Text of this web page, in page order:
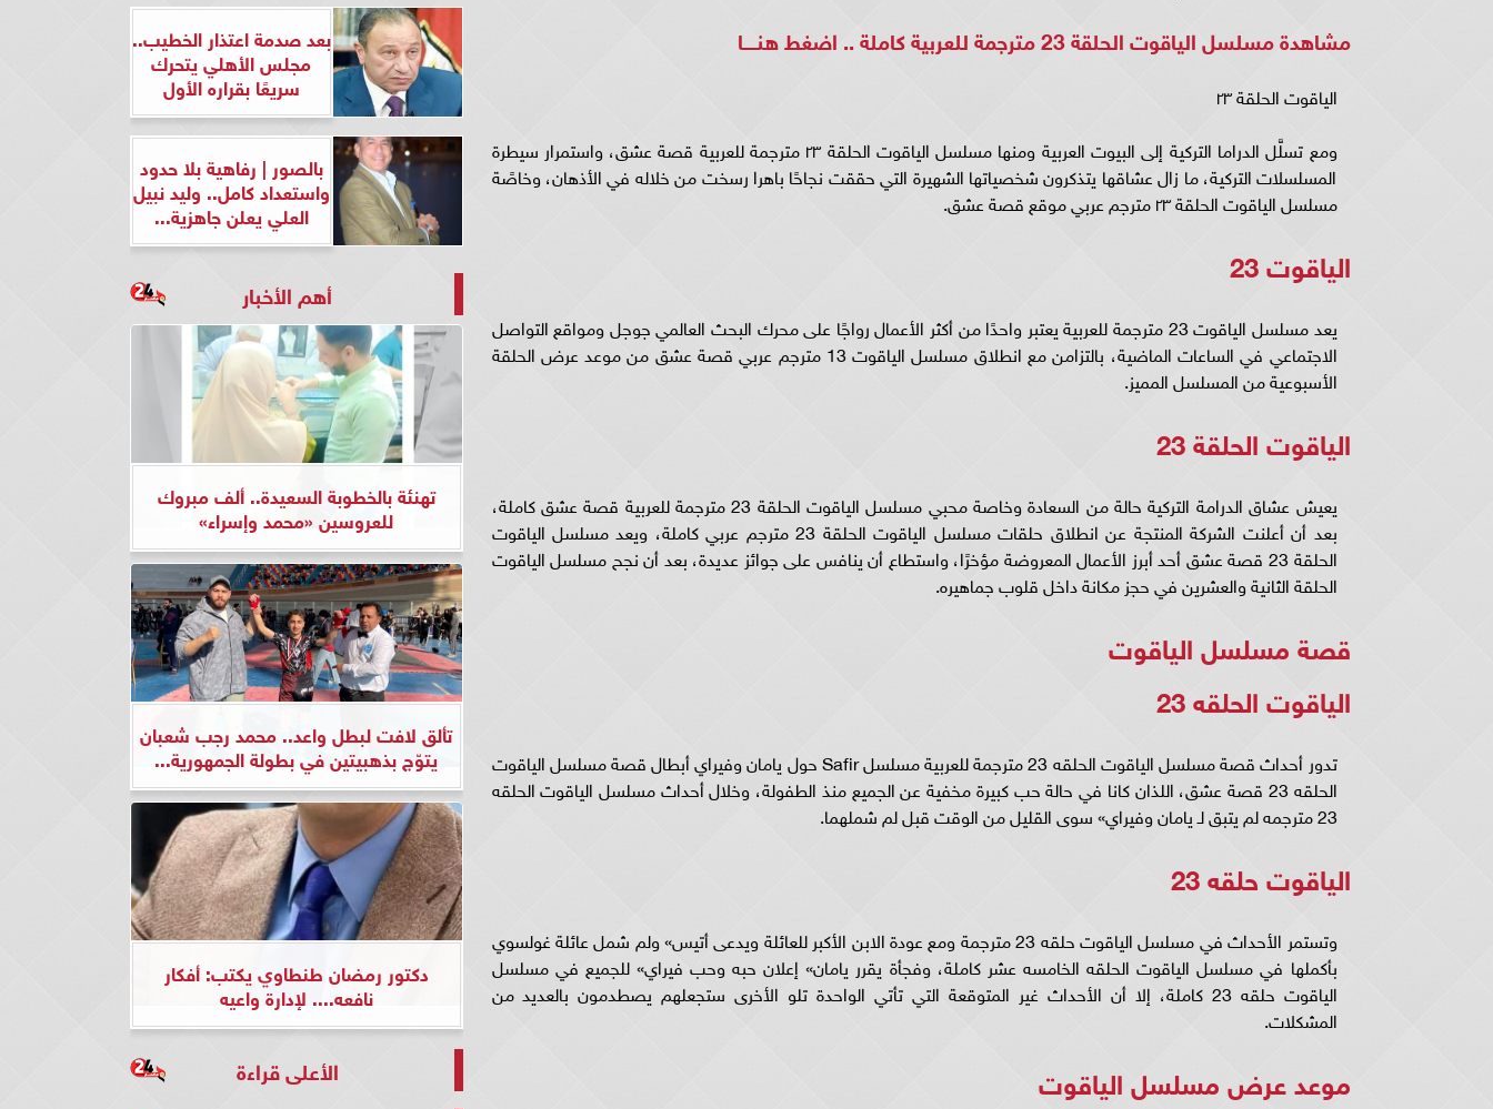
مشاهدة مسلسل الياقوت الحلقة 23 مترجمة للعربية كاملة .. اضغط هنــــا
الياقوت الحلقة ٢٣
ومع تسلَّل الدراما التركية إلى البيوت العربية ومنها مسلسل الياقوت الحلقة ٢٣ مترجمة للعربية قصة عشق، واستمرار سيطرة
المسلسلات التركية، ما زال عشاقها يتذكرون شخصياتها الشهيرة التي حققت نجاحًا باهرا رسخت من خلاله في الأذهان، وخاصًة
مسلسل الياقوت الحلقة ٢٣ مترجم عربي موقع قصة عشق.
الياقوت 23
يعد مسلسل الياقوت 23 مترجمة للعربية يعتبر واحدًا من أكثر الأعمال رواجًا على محرك البحث العالمي جوجل ومواقع التواصل
الاجتماعي في الساعات الماضية، بالتزامن مع انطلاق مسلسل الياقوت 13 مترجم عربي قصة عشق من موعد عرض الحلقة
الأسبوعية من المسلسل المميز.
الياقوت الحلقة 23
يعيش عشاق الدرامة التركية حالة من السعادة وخاصة محبي مسلسل الياقوت الحلقة 23 مترجمة للعربية قصة عشق كاملة،
بعد أن أعلنت الشركة المنتجة عن انطلاق حلقات مسلسل الياقوت الحلقة 23 مترجم عربي كاملة، ويعد مسلسل الياقوت
الحلقة 23 قصة عشق أحد أبرز الأعمال المعروضة مؤخرًا، واستطاع أن ينافس على جوائز عديدة، بعد أن نجح مسلسل الياقوت
الحلقة الثانية والعشرين في حجز مكانة داخل قلوب جماهيره.
قصة مسلسل الياقوت
الياقوت الحلقه 23
تدور أحداث قصة مسلسل الياقوت الحلقه 23 مترجمة للعربية مسلسل Safir حول يامان وفيراي أبطال قصة مسلسل الياقوت
الحلقه 23 قصة عشق، اللذان كانا في حالة حب كبيرة مخفية عن الجميع منذ الطفولة، وخلال أحداث مسلسل الياقوت الحلقه
23 مترجمه لم يتبق لـ يامان وفيراي» سوى القليل من الوقت قبل لم شملهما.
الياقوت حلقه 23
وتستمر الأحداث في مسلسل الياقوت حلقه 23 مترجمة ومع عودة الابن الأكبر للعائلة ويدعى أتيس» ولم شمل عائلة غولسوي
بأكملها في مسلسل الياقوت الحلقه الخامسه عشر كاملة، وفجأة يقرر يامان» إعلان حبه وحب فيراي» للجميع في مسلسل
الياقوت حلقه 23 كاملة، إلا أن الأحداث غير المتوقعة التي تأتي الواحدة تلو الأخرى ستجعلهم يصطدمون بالعديد من
المشكلات.
موعد عرض مسلسل الياقوت
بعد صدمة اعتذار الخطيب..
مجلس الأهلي يتحرك
سريعًا بقراره الأول
بالصور | رفاهية بلا حدود
واستعداد كامل.. وليد نبيل
العلي يعلن جاهزية...
أهم الأخبار
تهنئة بالخطوبة السعيدة.. ألف مبروك
للعروسين «محمد وإسراء»
تألق لافت لبطل واعد.. محمد رجب شعبان
يتوّج بذهبيتين في بطولة الجمهورية...
دكتور رمضان طنطاوي يكتب: أفكار
نافعه.... لإدارة واعيه
الأعلى قراءة